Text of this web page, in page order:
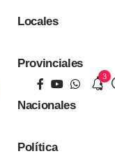
Locales
Provinciales
Nacionales
Política
3